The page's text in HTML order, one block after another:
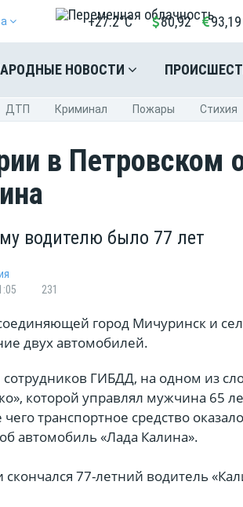
+27.2°C 80,92 93,19
НОВОСТИ
ДТП Криминал Пожары Стихия
в Петровском
водителю было 77 лет
231
город Мичуринск и
двух автомобилей.
ГИБДД, на одном из
которой управлял мужчина 65
чего транспортное средство
автомобиль «Лада Калина».
скончался 77-летний водитель